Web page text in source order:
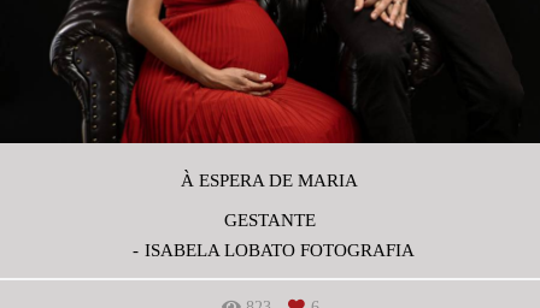
À ESPERA DE MARIA
GESTANTE
ISABELA LOBATO FOTOGRAFIA